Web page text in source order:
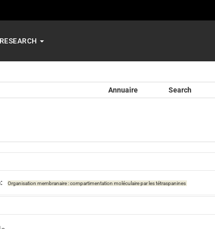
Annuaire Search
Organisation membranaire : compartimentation moléculaire par les tétraspanines